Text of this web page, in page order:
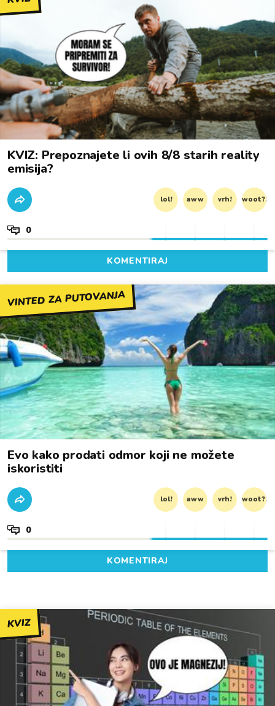
KVIZ: Prepoznajete li ovih 8/8 starih reality
emisija?
lol! aww vrh! woot?!
0
KOMENTIRAJ
VINTED ZA PUTOVANJA
Evo kako prodati odmor koji ne možete
iskoristiti
lol! aww vrh! woot?!
0
KOMENTIRAJ
KVIZ